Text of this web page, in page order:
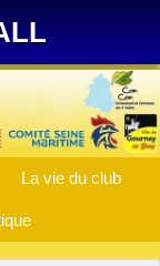
La vie du club